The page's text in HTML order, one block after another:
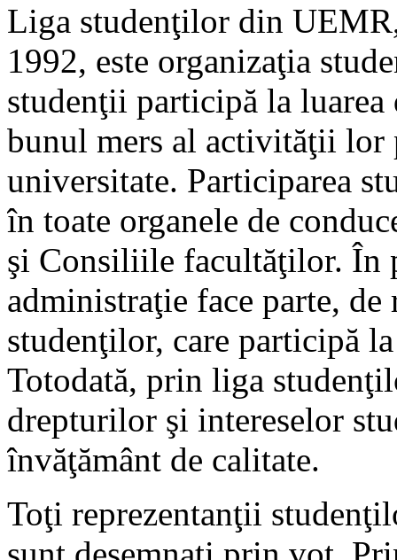
Liga studenţilor din
1992, este organizaţia
studenţii participă la
bunul mers al activităţii lor
universitate. Participarea
în toate organele de
şi Consiliile facultăţilor. În
administraţie face parte,
studenţilor, care participă
Totodată, prin liga
drepturilor şi intereselor
învăţământ de calitate.
Toţi reprezentanţii